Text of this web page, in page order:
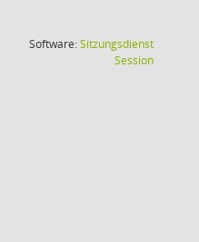
Software:Sitzungsdienst
Session(Wird in